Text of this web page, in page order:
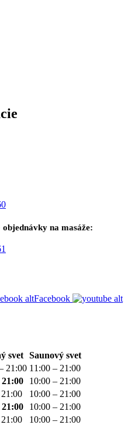
objednávky na masáže:
Facebook
svet
Saunový svet
21:00 11:00 – 21:00
10:00 – 21:00
10:00 – 21:00
10:00 – 21:00
10:00 – 21:00